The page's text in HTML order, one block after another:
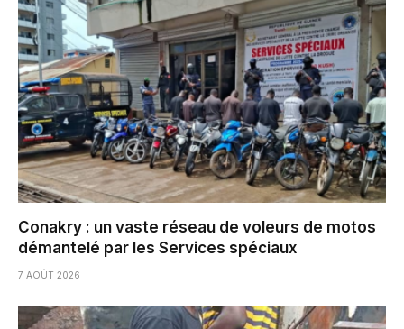
Conakry : un vaste réseau de voleurs de motos
démantelé par les Services spéciaux
7 AOÛT 2026